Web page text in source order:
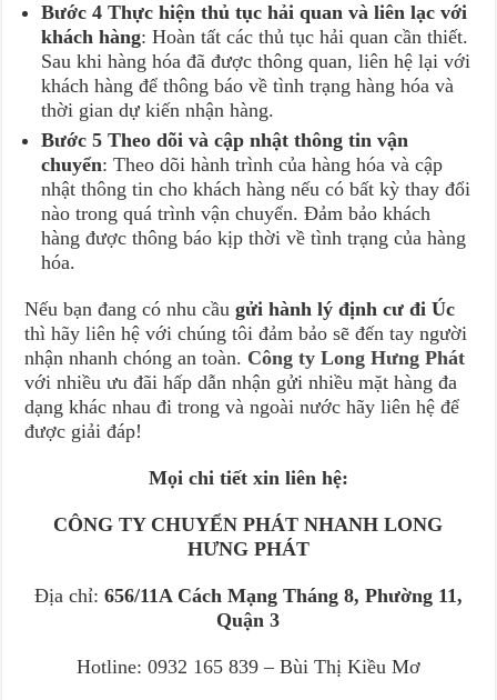
Bước 4 Thực hiện thủ tục hải quan và liên lạc với
khách hàng: Hoàn tất các thủ tục hải quan cần thiết.
Sau khi hàng hóa đã được thông quan, liên hệ lại với
khách hàng để thông báo về tình trạng hàng hóa và
thời gian dự kiến nhận hàng.
Bước 5 Theo dõi và cập nhật thông tin vận
chuyển: Theo dõi hành trình của hàng hóa và cập
nhật thông tin cho khách hàng nếu có bất kỳ thay đổi
nào trong quá trình vận chuyển. Đảm bảo khách
hàng được thông báo kịp thời về tình trạng của hàng
hóa.
Nếu bạn đang có nhu cầu gửi hành lý định cư đi Úc
thì hãy liên hệ với chúng tôi đảm bảo sẽ đến tay người
nhận nhanh chóng an toàn. Công ty Long Hưng Phát
với nhiều ưu đãi hấp dẫn nhận gửi nhiều mặt hàng đa
dạng khác nhau đi trong và ngoài nước hãy liên hệ để
được giải đáp!
Mọi chi tiết xin liên hệ:
CÔNG TY CHUYỂN PHÁT NHANH LONG
HƯNG PHÁT
Địa chỉ: 656/11A Cách Mạng Tháng 8, Phường 11,
Quận 3
Hotline: 0932 165 839 – Bùi Thị Kiều Mơ